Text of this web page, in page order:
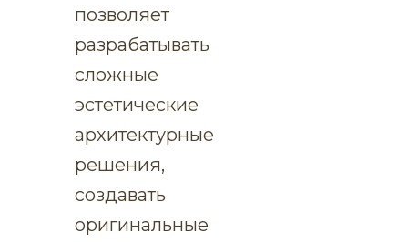
позволяет
разрабатывать
сложные
эстетические
архитектурные
решения,
создавать
оригинальные